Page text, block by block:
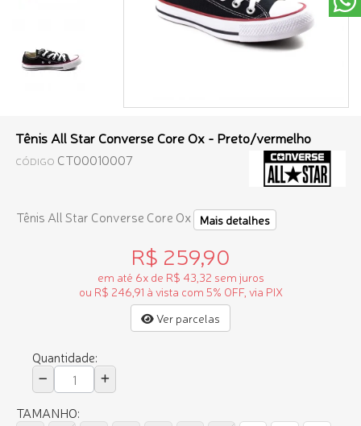
Tênis All Star Converse Core Ox - Preto/vermelho
CÓDIGO CT00010007
Tênis All Star Converse Core Ox Mais detalhes
R$ 259,90
em até 6x de R$ 43,32 sem juros
ou R$ 246,91 à vista com 5% OFF, via PIX
Ver parcelas
Quantidade:
TAMANHO: